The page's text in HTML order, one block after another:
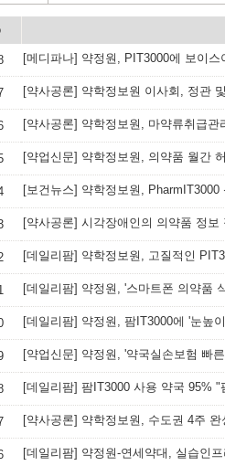
[메디파나] 약정원, PIT3000에 보이
[약사공론] 약학정보원 이사회, 정관
[약사공론] 약학정보원, 마약류취급관
[약업신문] 약학정보원, 의약품 월간
[보건뉴스] 약학정보원, PharmIT3000
[약사공론] 시각장애인의 의약품 정
[데일리팜] 약학정보원, 고질적인
[데일리팜] 약정원, '스마트폰 의약품
[데일리팜] 약정원, 팜IT3000에 '눈높
[약업신문] 약정원, '약국실손보험 빠
[데일리팜] 팜IT3000 사용 약국 95% "
[약사공론] 약학정보원, 수도권 4주
[데일리팜] 약정원-연세약대, 실습인